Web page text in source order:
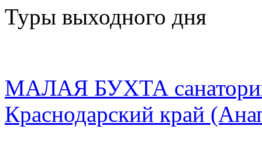
Туры выходного дня
МАЛАЯ БУХТА
Краснодарский край